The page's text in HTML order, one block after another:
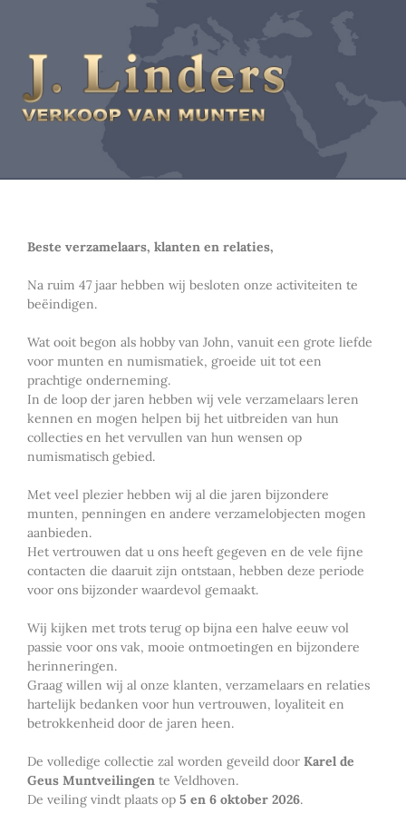
Beste verzamelaars, klanten en relaties,
Na ruim 47 jaar hebben wij besloten onze activiteiten te
beëindigen.
Wat ooit begon als hobby van John, vanuit een grote liefde
voor munten en numismatiek, groeide uit tot een
prachtige onderneming.
In de loop der jaren hebben wij vele verzamelaars leren
kennen en mogen helpen bij het uitbreiden van hun
collecties en het vervullen van hun wensen op
numismatisch gebied.
Met veel plezier hebben wij al die jaren bijzondere
munten, penningen en andere verzamelobjecten mogen
aanbieden.
Het vertrouwen dat u ons heeft gegeven en de vele fijne
contacten die daaruit zijn ontstaan, hebben deze periode
voor ons bijzonder waardevol gemaakt.
Wij kijken met trots terug op bijna een halve eeuw vol
passie voor ons vak, mooie ontmoetingen en bijzondere
herinneringen.
Graag willen wij al onze klanten, verzamelaars en relaties
hartelijk bedanken voor hun vertrouwen, loyaliteit en
betrokkenheid door de jaren heen.
De volledige collectie zal worden geveild door Karel de
Geus Muntveilingen te Veldhoven.
De veiling vindt plaats op 5 en 6 oktober 2026.